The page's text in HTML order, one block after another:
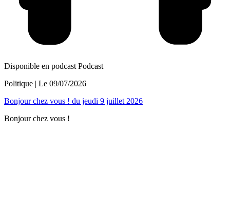
Disponible en podcast Podcast
Politique | Le 09/07/2026
Bonjour chez vous ! du jeudi 9 juillet 2026
Bonjour chez vous !